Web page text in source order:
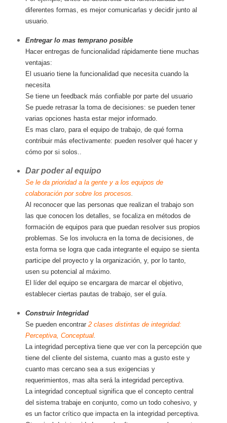
diferentes formas, es mejor comunicarlas y decidir junto al
usuario.
Entregar lo mas temprano posible
Hacer entregas de funcionalidad rápidamente tiene muchas
ventajas:
El usuario tiene la funcionalidad que necesita cuando la
necesita
Se tiene un feedback más confiable por parte del usuario
Se puede retrasar la toma de decisiones: se pueden tener
varias opciones hasta estar mejor informado.
Es mas claro, para el equipo de trabajo, de qué forma
contribuir más efectivamente: pueden resolver qué hacer y
cómo por si solos..
Dar poder al equipo
Se le da prioridad a la gente y a los equipos de
colaboración por sobre los procesos.
Al reconocer que las personas que realizan el trabajo son
las que conocen los detalles, se focaliza en métodos de
formación de equipos para que puedan resolver sus propios
problemas. Se los involucra en la toma de decisiones, de
esta forma se logra que cada integrante el equipo se sienta
participe del proyecto y la organización, y, por lo tanto,
usen su potencial al máximo.
El líder del equipo se encargara de marcar el objetivo,
establecer ciertas pautas de trabajo, ser el guía.
Construir Integridad
Se pueden encontrar2 clases distintas de integridad:
Perceptiva, Conceptual.
La integridad perceptiva tiene que ver con la percepción que
tiene del cliente del sistema, cuanto mas a gusto este y
cuanto mas cercano sea a sus exigencias y
requerimientos, mas alta será la integridad perceptiva.
La integridad conceptual significa que el concepto central
del sistema trabaje en conjunto, como un todo cohesivo, y
es un factor crítico que impacta en la integridad perceptiva.